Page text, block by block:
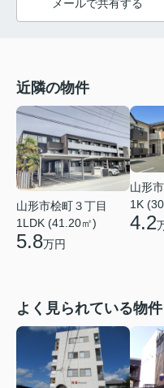
メールで共有する
近隣の物件
山形市桧町３丁目
1LDK (41.20㎡)
5.8万円
山形
1K
4.2
よく見られている物件